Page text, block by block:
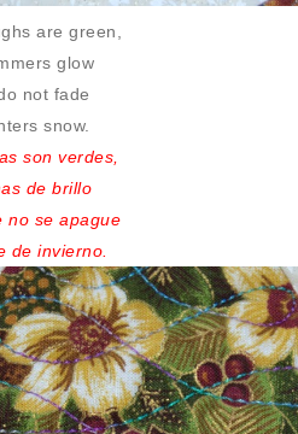
are green,
glow
not fade
snow.
son verdes,
de brillo
no se apague
de invierno.